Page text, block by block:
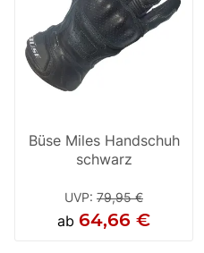
Büse Miles Handschuh
schwarz
UVP: 79,95 €
ab 64,66 €